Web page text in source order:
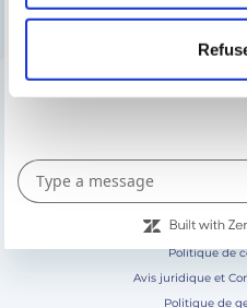
SUIVEZ-
Politique de
Avis juridique et
Politique de